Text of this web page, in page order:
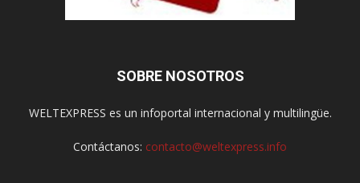
SOBRE NOSOTROS
WELTEXPRESS es un infoportal internacional y multilingüe.
Contáctanos: contacto@weltexpress.info